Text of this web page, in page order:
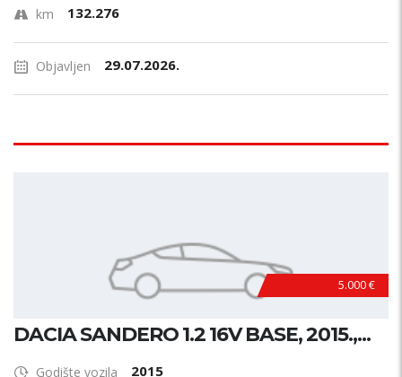
km 132.276
Objavljen 29.07.2026.
5.000 €
DACIA SANDERO 1.2 16V BASE, 2015.,...
Godište vozila 2015